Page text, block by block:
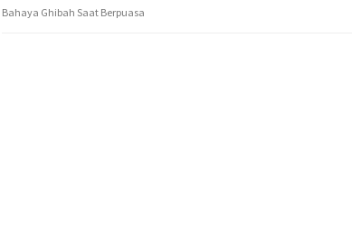
Bahaya Ghibah Saat Berpuasa